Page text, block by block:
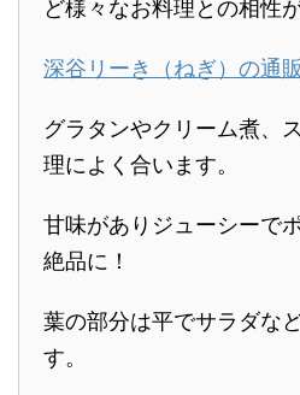
ど様々なお料理との相性
深谷リーき（ねぎ）の通
グラタンやクリーム煮、
理によく合います。
甘味がありジューシーで
絶品に！
葉の部分は平でサラダな
す。